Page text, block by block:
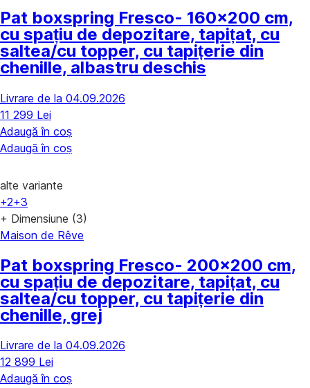
Pat boxspring Fresco- 160x200 cm,
cu spațiu de depozitare, tapițat, cu
saltea/cu topper, cu tapițerie din
chenille, albastru deschis
Livrare de la 04.09.2026
11 299 Lei
Adaugă în coș
Adaugă în coș
alte variante
+2+3
+ Dimensiune (3)
Maison de Rêve
Pat boxspring Fresco- 200x200 cm,
cu spațiu de depozitare, tapițat, cu
saltea/cu topper, cu tapițerie din
chenille, grej
Livrare de la 04.09.2026
12 899 Lei
Adaugă în coș